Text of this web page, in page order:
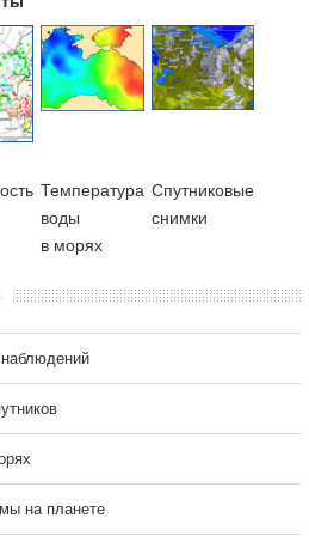
Температура
воды
в морях
Cпутниковые
снимки
на планете